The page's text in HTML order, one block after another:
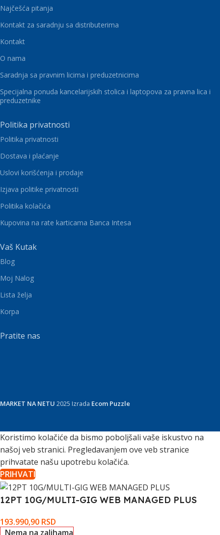
Najčešća pitanja
Kontakt za saradnju sa distributerima
Kontakt
O nama
Saradnja sa pravnim licima i preduzetnicima
Specijalna ponuda kancelarijskih stolica i laptopova za pravna lica i
preduzetnike
Politika privatnosti
Politika privatnosti
Dostava i plaćanje
Uslovi korišćenja i prodaje
Izjava politike privatnosti
Politika kolačića
Kupovina na rate karticama Banca Intesa
Vaš Kutak
Blog
Moj Nalog
Lista želja
Korpa
Pratite nas
MARKET NA NETU 2025 Izrada Ecom Puzzle
Koristimo kolačiće da bismo poboljšali vaše iskustvo na
našoj veb stranici. Pregledavanjem ove veb stranice
prihvatate našu upotrebu kolačića.
PRIHVATI
12PT 10G/MULTI-GIG WEB MANAGED PLUS
193.990,90 RSD
Nema na zalihama